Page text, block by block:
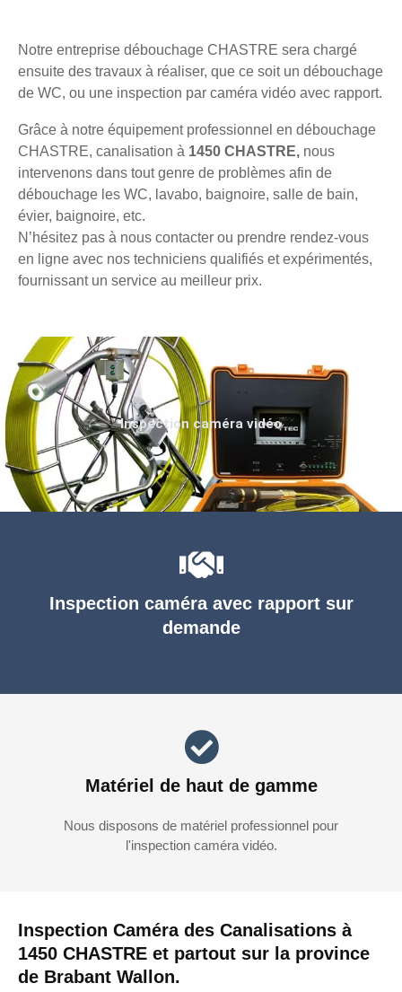
Notre entreprise débouchage CHASTRE sera chargé
ensuite des travaux à réaliser, que ce soit un débouchage
de WC, ou une inspection par caméra vidéo avec rapport.
Grâce à notre équipement professionnel en débouchage
CHASTRE, canalisation à 1450 CHASTRE, nous
intervenons dans tout genre de problèmes afin de
débouchage les WC, lavabo, baignoire, salle de bain,
évier, baignoire, etc.
N’hésitez pas à nous contacter ou prendre rendez-vous
en ligne avec nos techniciens qualifiés et expérimentés,
fournissant un service au meilleur prix.
Inspection Caméra des Canalisations à
1450 CHASTRE et partout sur la province
de Brabant Wallon.
Inspection caméra avec rapport sur
demande
Matériel de haut de gamme
Nous disposons de matériel professionnel pour
l'inspection caméra vidéo.
Inspection caméra vidéo